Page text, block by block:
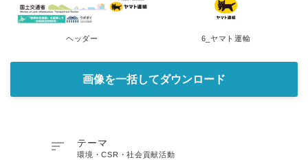
ヘッダー 6_ヤマト運輸
画像を一括してダウンロード
 テーマ
環境・CSR・社会貢献活動